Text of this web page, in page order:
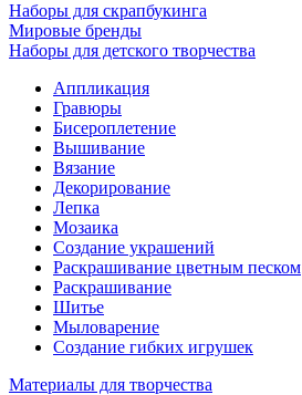
Наборы для скрапбукинга
Мировые бренды
Наборы для детского творчества
Аппликация
Гравюры
Бисероплетение
Вышивание
Вязание
Декорирование
Лепка
Мозаика
Создание украшений
Раскрашивание цветным песком
Раскрашивание
Шитье
Мыловарение
Создание гибких игрушек
Материалы для творчества